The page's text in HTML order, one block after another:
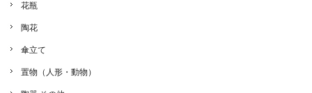
花瓶
陶花
傘立て
置物（人形・動物）